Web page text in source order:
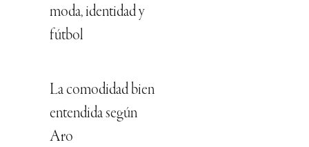
moda, identidad y
fútbol
La comodidad bien
entendida según
Aro